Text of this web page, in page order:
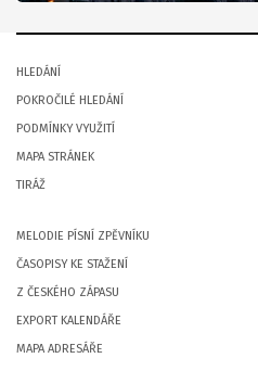
HLEDÁNÍ
POKROČILÉ HLEDÁNÍ
PODMÍNKY VYUŽITÍ
MAPA STRÁNEK
TIRÁŽ
MELODIE PÍSNÍ ZPĚVNÍKU
ČASOPISY KE STAŽENÍ
Z ČESKÉHO ZÁPASU
EXPORT KALENDÁŘE
MAPA ADRESÁŘE